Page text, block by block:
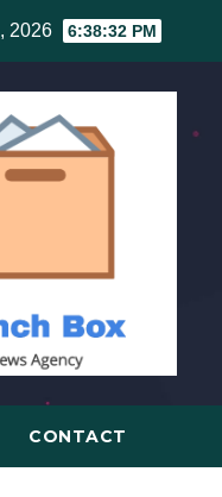
2026 6:38:32 PM
CONTACT